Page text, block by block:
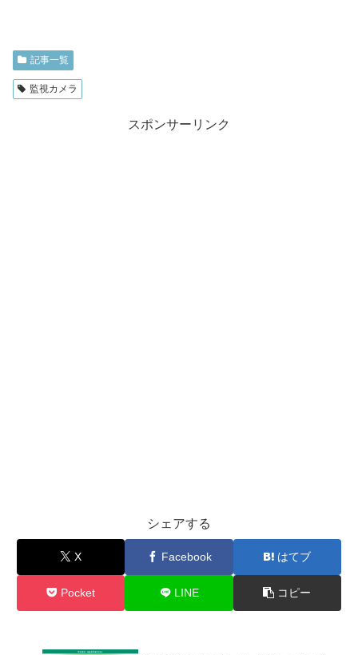
記事一覧
監視カメラ
スポンサーリンク
シェアする
X Facebook はてブ
Pocket LINE コピー